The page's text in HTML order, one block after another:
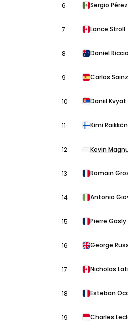
6 Sergio Pérez
7 Lance Stroll
8 Daniel
9 Carlos Sainz
10 Daniil Kvyat
11 Kimi
12 Kevin
13 Romain
14 Antonio
15 Pierre Gasly
16 George
17 Nicholas
18 Esteban
19 Charles